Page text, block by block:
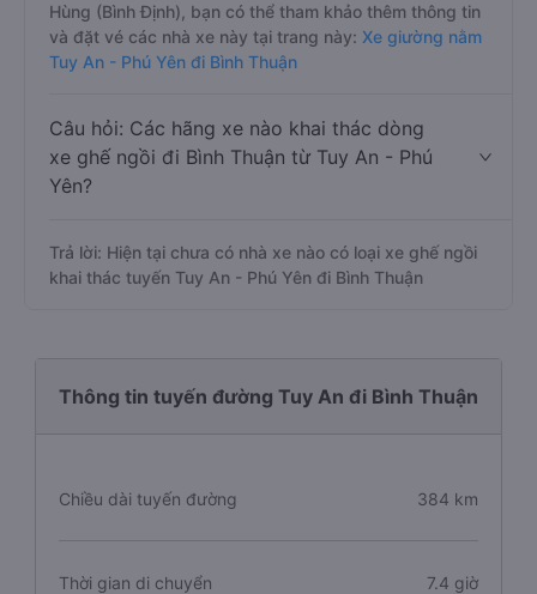
Hùng (Bình Định), bạn có thể tham khảo thêm thông tin
và đặt vé các nhà xe này tại trang này: Xe giường nằm
Tuy An - Phú Yên đi Bình Thuận
Câu hỏi: Các hãng xe nào khai thác dòng
xe ghế ngồi đi Bình Thuận từ Tuy An - Phú
Yên?
Trả lời: Hiện tại chưa có nhà xe nào có loại xe ghế ngồi
khai thác tuyến Tuy An - Phú Yên đi Bình Thuận
Thông tin tuyến đường Tuy An đi Bình Thuận
Chiều dài tuyến đường 384 km
Thời gian di chuyển 7.4 giờ